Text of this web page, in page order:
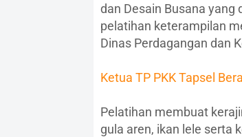
dan Desain Busana yang
pelatihan keterampilan
Dinas Perdagangan dan
Ketua TP PKK Tapsel
Pelatihan membuat
gula aren, ikan lele serta